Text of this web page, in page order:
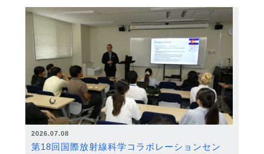
2026.07.08
第18回国際放射線科学コラボレーションセン